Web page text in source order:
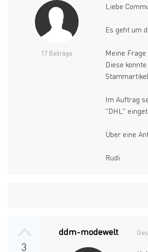
17 Beiträge
Liebe
Es geht um
Meine
Diese
Im Auftrag
"DHL"
Über eine
Rudi
3
ddm-modewelt